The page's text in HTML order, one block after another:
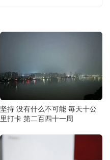
坚持 没有什么不可能 毎天十公
里打卡 第二百四十一周